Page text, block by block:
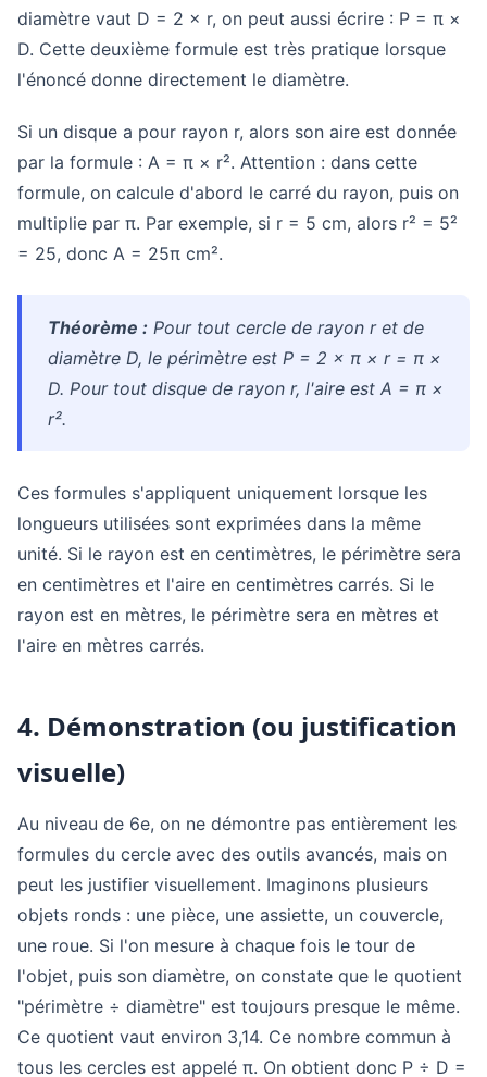
diamètre vaut D = 2 × r, on peut aussi écrire : P = π ×
D. Cette deuxième formule est très pratique lorsque
l'énoncé donne directement le diamètre.
Si un disque a pour rayon r, alors son aire est donnée
par la formule : A = π × r². Attention : dans cette
formule, on calcule d'abord le carré du rayon, puis on
multiplie par π. Par exemple, si r = 5 cm, alors r² = 5²
= 25, donc A = 25π cm².
Théorème : Pour tout cercle de rayon r et de
diamètre D, le périmètre est P = 2 × π × r = π ×
D. Pour tout disque de rayon r, l'aire est A = π ×
r².
Ces formules s'appliquent uniquement lorsque les
longueurs utilisées sont exprimées dans la même
unité. Si le rayon est en centimètres, le périmètre sera
en centimètres et l'aire en centimètres carrés. Si le
rayon est en mètres, le périmètre sera en mètres et
l'aire en mètres carrés.
4. Démonstration (ou justification
visuelle)
Au niveau de 6e, on ne démontre pas entièrement les
formules du cercle avec des outils avancés, mais on
peut les justifier visuellement. Imaginons plusieurs
objets ronds : une pièce, une assiette, un couvercle,
une roue. Si l'on mesure à chaque fois le tour de
l'objet, puis son diamètre, on constate que le quotient
"périmètre ÷ diamètre" est toujours presque le même.
Ce quotient vaut environ 3,14. Ce nombre commun à
tous les cercles est appelé π. On obtient donc P ÷ D =